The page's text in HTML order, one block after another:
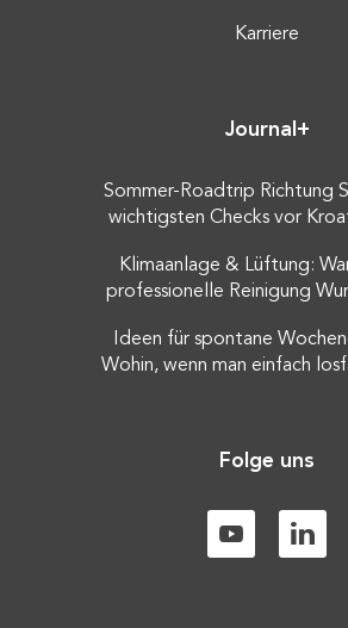
Karriere
Journal+
Sommer-Roadtrip Richtung
wichtigsten Checks vor
Klimaanlage & Lüftung:
professionelle Reinigung
Ideen für spontane
Wohin, wenn man einfach
Folge uns